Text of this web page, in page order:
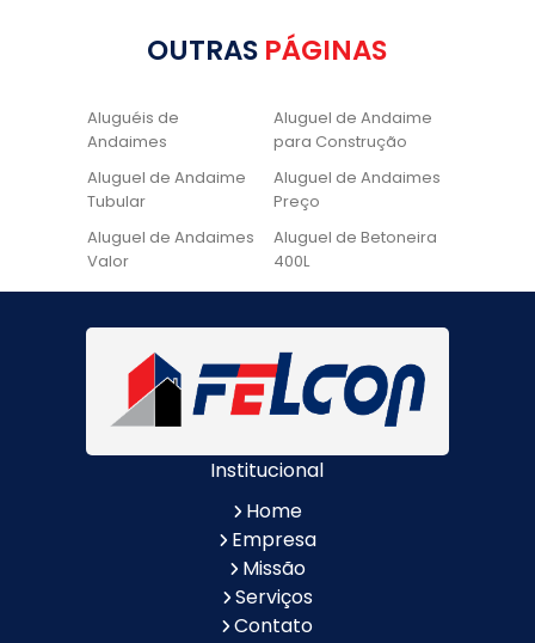
OUTRAS PÁGINAS
Aluguéis de
Andaimes
Aluguel de Andaime
para Construção
Aluguel de Andaime
Tubular
Aluguel de Andaimes
Preço
Aluguel de Andaimes
Valor
Aluguel de Betoneira
400L
Aluguel de Betoneira
Cadeira de Pintura
Locação de Andaime
Preço
Locação de Andaime
Tubular
Locação de Andaime
Locação de
Quanto Custa
Andaimes
Valor do Aluguel de
Andaimes
Aluguel de Escada de
Aluguel de Escada de
Institucional
Home
Empresa
Missão
Serviços
Contato